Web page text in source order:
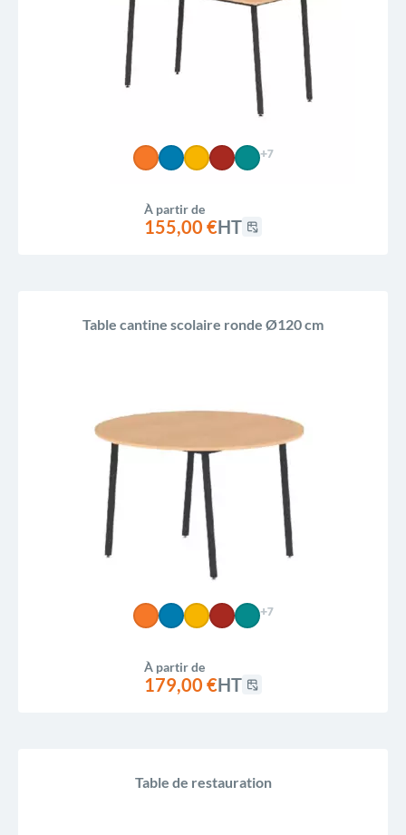
+7
À partir de
155,00 €HT
Table cantine scolaire ronde Ø120 cm
+7
À partir de
179,00 €HT
Table de restauration